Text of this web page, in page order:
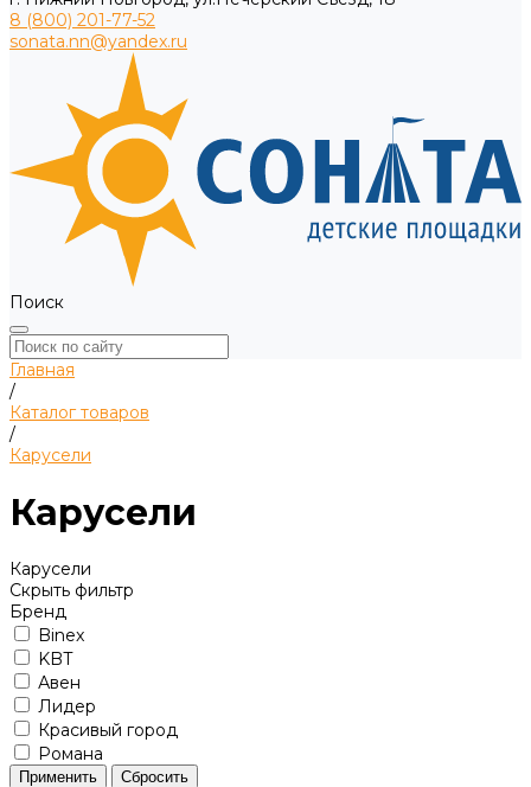
8 (800) 201-77-52
sonata.nn@yandex.ru
Поиск
Главная
/
Каталог товаров
/
Карусели
Карусели
Карусели
Скрыть фильтр
Бренд
Binex
KBT
Авен
Лидер
Красивый город
Романа